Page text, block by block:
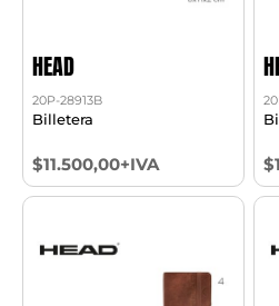
HEAD
20P-28913B
Billetera
$11.500,00+IVA